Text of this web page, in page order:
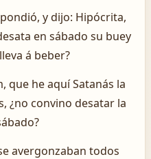
y dijo: Hipócrita,
en sábado su buey
á beber?
que he aquí Satanás la
¿no convino desatar la
avergonzaban todos